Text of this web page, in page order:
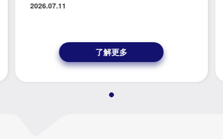
2026.07.11
了解更多